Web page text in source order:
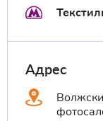
Адрес